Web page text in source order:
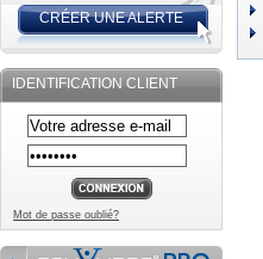
CRÉER UNE ALERTE
IDENTIFICATION CLIENT
Mot de passe oublié?